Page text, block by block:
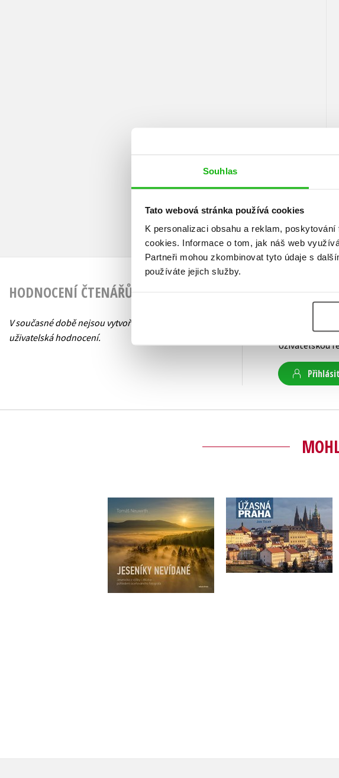
Souhlas
Tato webová stránka používá cookies
K personalizaci obsahu a reklam,
cookies. Informace o tom, jak náš web
Partneři mohou zkombinovat tyto údaje s
používáte jejich služby.
HODNOCENÍ ČTENÁŘŮ
V současné době nejsou vytvořena žádná
uživatelská hodnocení.
Uživatelskou
Přihlásit
Jeseníky nevídané
Tomáš Neuwirth
Úžasná Praha
Jan Tichý